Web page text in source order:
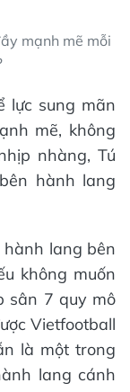
mạnh mẽ mỗi
lực sung mãn
mẽ, không
nhàng, Tú
hành lang
hành lang bên
không muốn
sân 7 quy mô
Vietfootball
là một trong
lang cánh